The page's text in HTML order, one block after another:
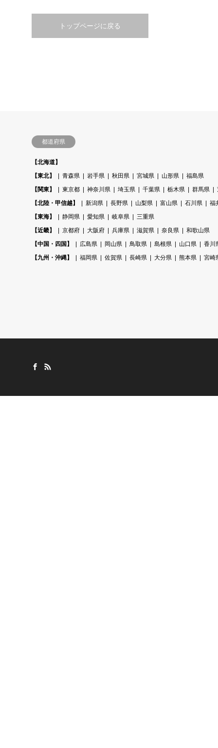
トップページに戻る
都道府県
【北海道】
【東北】
青森県 岩手県 秋田県 宮城県 山形県
福島県
【関東】
東京都 神奈川県 埼玉県 千葉県 栃木県 群馬県
【北陸・甲信越】
新潟県 長野県 山梨県 富山県 石川県
福
【東海】
静岡県 愛知県 岐阜県
三重県
【近畿】
京都府 大阪府 兵庫県 滋賀県 奈良県
和歌山県
【中国・四国】
広島県 岡山県 鳥取県 島根県 山口県
香川
【九州・沖縄】
福岡県 佐賀県 長崎県 大分県 熊本県 宮崎